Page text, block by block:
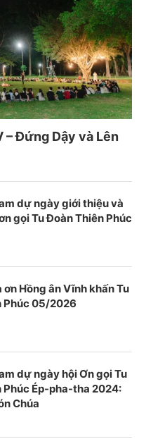
– Đứng Dậy và Lên
dự ngày giới thiệu và
gọi Tu Đoàn Thiên Phúc
ơn Hồng ân Vĩnh khấn Tu
Phúc 05/2026
dự ngày hội Ơn gọi Tu
Phúc Ép-pha-tha 2024:
Chúa